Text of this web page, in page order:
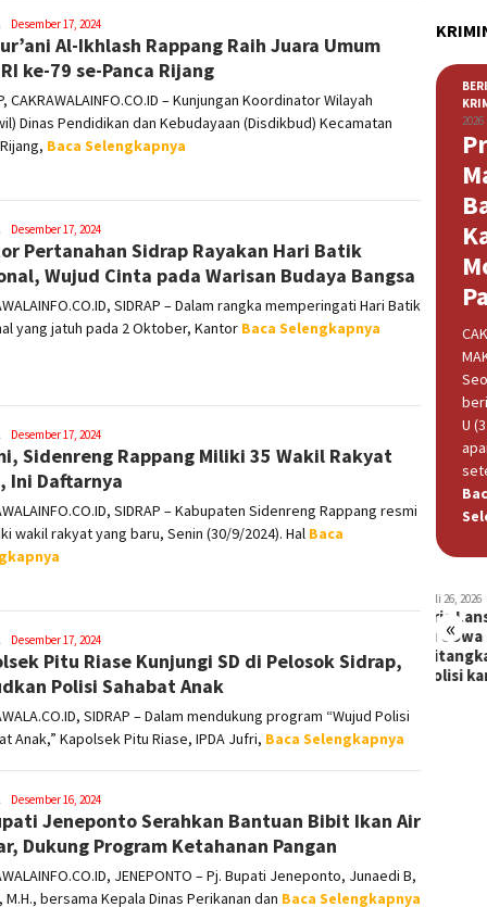
Syamsuddin
Malik
Desember 17, 2024
Al-Ikhlash Rappang Raih Juara Umum
ke-79 se-Panca Rijang
CAKRAWALAINFO.CO.ID – Kunjungan Koordinator Wilayah
Dinas Pendidikan dan Kebudayaan (Disdikbud) Kecamatan
Baca Selengkapnya
Syamsuddin
Malik
Desember 17, 2024
Pertanahan Sidrap Rayakan Hari Batik
Wujud Cinta pada Warisan Budaya Bangsa
SIDRAP – Dalam rangka memperingati Hari Batik
yang jatuh pada 2 Oktober, Kantor Baca Selengkapnya
Syamsuddin
Malik
Desember 17, 2024
Sidenreng Rappang Miliki 35 Wakil Rakyat
Ini Daftarnya
SIDRAP – Kabupaten Sidenreng Rappang resmi
wakil rakyat yang baru, Senin (30/9/2024). Hal Baca
Syamsuddin
Malik
Desember 17, 2024
Pitu Riase Kunjungi SD di Pelosok Sidrap,
Polisi Sahabat Anak
SIDRAP – Dalam mendukung program “Wujud Polisi
Anak,” Kapolsek Pitu Riase, IPDA Jufri, Baca Selengkapnya
Syamsuddin
Malik
Desember 16, 2024
Jeneponto Serahkan Bantuan Bibit Ikan Air
Dukung Program Ketahanan Pangan
JENEPONTO – Pj. Bupati Jeneponto, Junaedi B,
M.H., bersama Kepala Dinas Perikanan dan Baca Selengkapnya
2026
U
«
di
dan
Leher
Bayi 2 Tahun
di Makassar
Diculik,
Diduga…
Polda Sulsel
yang Rekrut
An…
Pria Lansia
Ditangkap
Polisi kar…
Juli 20,
Emosi
Solar
Sopir